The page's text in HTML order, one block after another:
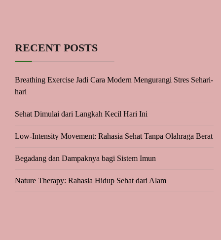
RECENT POSTS
Breathing Exercise Jadi Cara Modern Mengurangi Stres Sehari-
hari
Sehat Dimulai dari Langkah Kecil Hari Ini
Low-Intensity Movement: Rahasia Sehat Tanpa Olahraga Berat
Begadang dan Dampaknya bagi Sistem Imun
Nature Therapy: Rahasia Hidup Sehat dari Alam